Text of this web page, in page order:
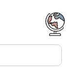
Search